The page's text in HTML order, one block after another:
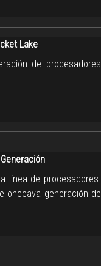
Lake
de procesadores
línea de procesadores.
onceava generación de